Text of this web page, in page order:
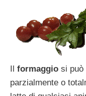
formaggio si può
parzialmente o